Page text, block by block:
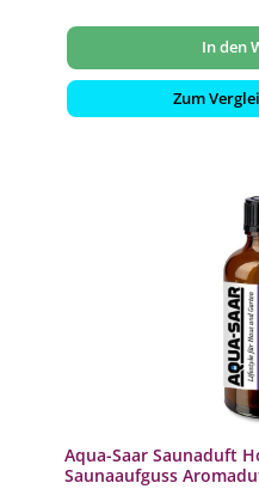
In den
Zum
Aqua-Saar Saunaduft
Saunaaufguss